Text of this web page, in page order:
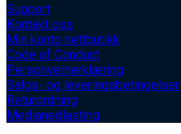
Support
Kontakt oss
Min konto nettbutikk
Code of Conduct
Personvernerklæring
Salgs- og leveringsbetingelser
Returordning
Medianedlasting